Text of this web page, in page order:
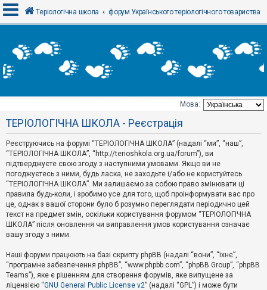
х
і
Т
е
м
и
б
е
з
в
і
д
п
о
в
і
д
й
А
Теріологічна школа форум Українського теріологічного товариства
Мова:
ТЕРІОЛОГІЧНА ШКОЛА - Реєстрація
Реєструючись на форумі “ТЕРІОЛОГІЧНА ШКОЛА” (надалі “ми”, “наш”,
“ТЕРІОЛОГІЧНА ШКОЛА”, “http://terioshkola.org.ua/forum”), ви
підтверджуєте свою згоду з наступними умовами. Якщо ви не
погоджуєтесь з ними, будь ласка, не заходьте і/або не користуйтесь
“ТЕРІОЛОГІЧНА ШКОЛА”. Ми залишаємо за собою право змінювати ці
правила будь-коли, і зробимо усе для того, щоб проінформувати вас про
це, однак з вашої сторони було б розумно переглядати періодично цей
текст на предмет змін, оскільки користування форумом “ТЕРІОЛОГІЧНА
ШКОЛА” після оновлення чи виправлення умов користування означає
вашу згоду з ними.
Наші форуми працюють на базі скрипту phpBB (надалі “вони”, “їхнє”,
“програмне забезпечення phpBB”, “www.phpbb.com”, “phpBB Group”, “phpBB
Teams”), яке є рішенням для створення форумів, яке випущене за
ліцензією “GNU General Public License v2” (надалі “GPL”) і може бути